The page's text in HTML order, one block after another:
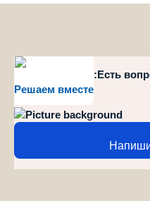
Решаем вместе
style="position":Есть
и спорту?